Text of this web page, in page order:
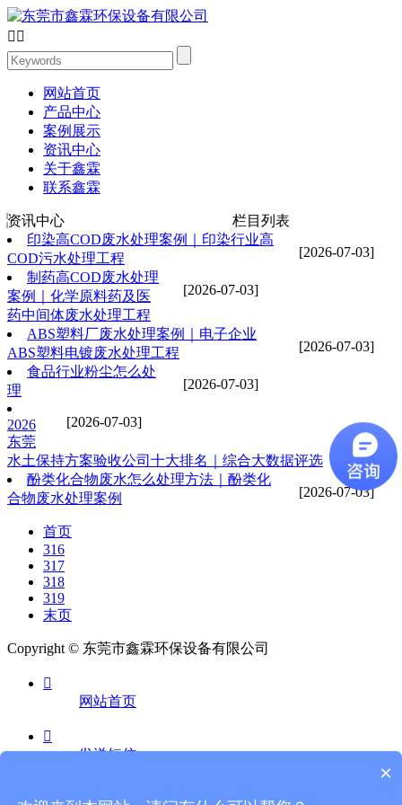
 
网站首页
产品中心
案例展示
资讯中心
关于鑫霖
联系鑫霖
资讯中心 栏目列表
[2026-07-03]
印染高COD废水处理案例｜印染行业高
COD污水处理工程
[2026-07-03]
制药高COD废水处理
案例｜化学原料药及医
药中间体废水处理工程
[2026-07-03]
ABS塑料厂废水处理案例｜电子企业
ABS塑料电镀废水处理工程
[2026-07-03]
食品行业粉尘怎么处
理
[2026-07-03]
2026
东莞
水土保持方案验收公司十大排名｜综合大数据评选
[2026-07-03]
酚类化合物废水怎么处理方法｜酚类化
合物废水处理案例
首页
316
317
318
319
末页
Copyright © 东莞市鑫霖环保设备有限公司

网站首页

发送短信
×